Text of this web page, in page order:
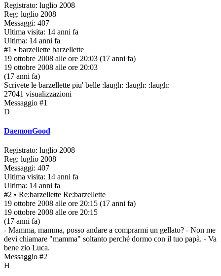
Registrato: luglio 2008
Reg: luglio 2008
Messaggi: 407
Ultima visita: 14 anni fa
Ultima: 14 anni fa
#1 • barzellette barzellette
19 ottobre 2008 alle ore 20:03 (17 anni fa)
19 ottobre 2008 alle ore 20:03
(17 anni fa)
Scrivete le barzellette piu' belle :laugh: :laugh: :laugh:
27041 visualizzazioni
Messaggio #1
D
DaemonGood
Registrato: luglio 2008
Reg: luglio 2008
Messaggi: 407
Ultima visita: 14 anni fa
Ultima: 14 anni fa
#2 • Re:barzellette Re:barzellette
19 ottobre 2008 alle ore 20:15 (17 anni fa)
19 ottobre 2008 alle ore 20:15
(17 anni fa)
- Mamma, mamma, posso andare a comprarmi un gellato? - Non me
devi chiamare "mamma" soltanto perché dormo con il tuo papà. - Va
bene zio Luca.
Messaggio #2
H